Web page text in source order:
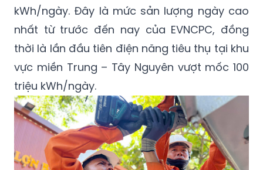
kWh/ngày. Đây là mức sản lượng ngày cao
nhất từ trước đến nay của EVNCPC, đồng
thời là lần đầu tiên điện năng tiêu thụ tại khu
vực miền Trung – Tây Nguyên vượt mốc 100
triệu kWh/ngày.